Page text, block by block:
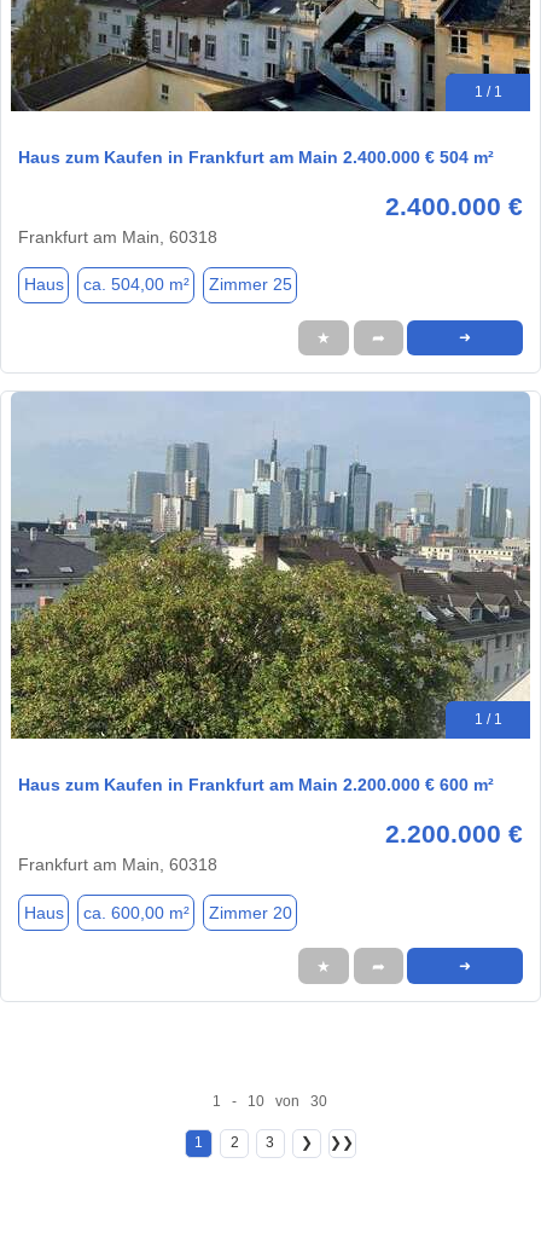
1 / 1
Haus zum Kaufen in Frankfurt am Main 2.400.000 € 504 m²
2.400.000 €
Frankfurt am Main, 60318
Haus ca. 504,00 m² Zimmer 25
★ ➦ ➜
1 / 1
Haus zum Kaufen in Frankfurt am Main 2.200.000 € 600 m²
2.200.000 €
Frankfurt am Main, 60318
Haus ca. 600,00 m² Zimmer 20
★ ➦ ➜
1 - 10 von 30
1 2 3 ❯ ❯❯